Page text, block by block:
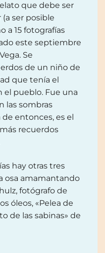
que debe ser
ser posible
a 15 fotografías
este septiembre
Se
de un niño de
que tenía el
el pueblo. Fue una
las sombras
entonces, es el
recuerdos
hay otras tres
osa amamantando
fotógrafo de
óleos, «Pelea de
de las sabinas» de